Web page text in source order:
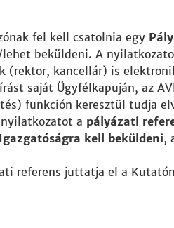
fel kell csatolnia egy
beküldeni. A
(rektor, kancellár) is
saját Ügyfélkapuján, az
funkción keresztül tudja
a pályázati
kell beküldeni,
referens juttatja el a